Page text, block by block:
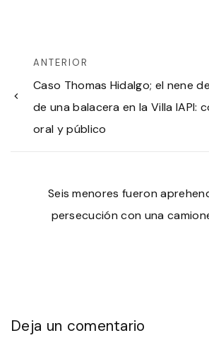
ANTERIOR
Caso Thomas Hidalgo; el nene
de una balacera en la Villa IAPI:
oral y público
Seis menores fueron
persecución con una
Deja un comentario